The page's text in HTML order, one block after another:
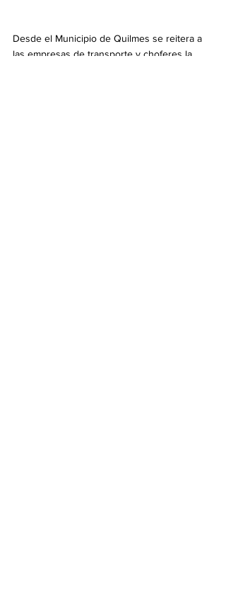
Desde el Municipio de Quilmes se reitera a
las empresas de transporte y choferes la